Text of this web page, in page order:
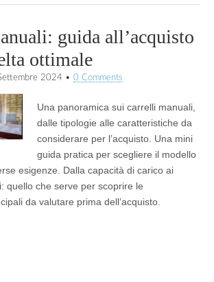
guida all’acquisto
ottimale
2024 • 0 Comments
Una panoramica sui carrelli manuali,
dalle tipologie alle caratteristiche da
considerare per l’acquisto. Una mini
guida pratica per scegliere il modello
esigenze. Dalla capacità di carico ai
quello che serve per scoprire le
da valutare prima dell’acquisto.